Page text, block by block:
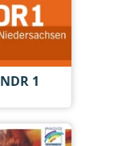
NDR 1